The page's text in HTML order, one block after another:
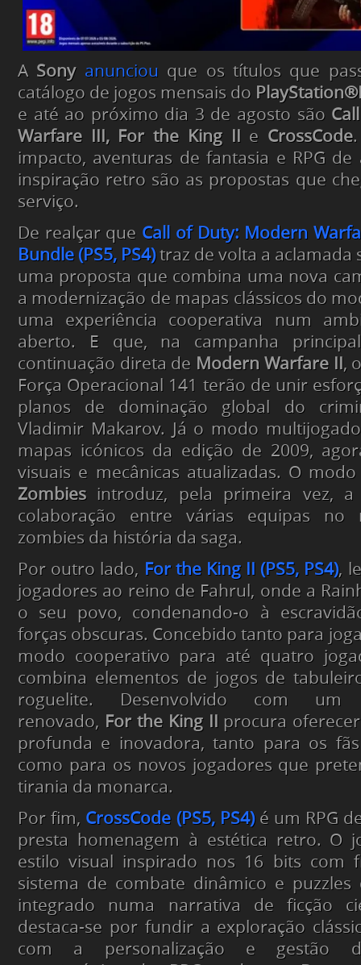
A Sony anunciou que os títulos que
catálogo de jogos mensais do
e até ao próximo dia 3 de agosto são
Warfare III, For the King II
e CrossCode
impacto, aventuras de fantasia e RPG
inspiração retro são as propostas que
serviço.
De realçar que Call of Duty: Modern
Bundle (PS5, PS4)traz de volta a aclamada
uma proposta que combina uma nova
a modernização de mapas clássicos do
uma experiência cooperativa num
aberto. E que, na campanha
continuação direta de Modern Warfare II ,
Força Operacional 141 terão de unir
planos de dominação global do
Vladimir Makarov. Já o modo
mapas icónicos da edição de 2009,
visuais e mecânicas atualizadas. O
Zombiesintroduz, pela primeira vez, a
colaboração entre várias equipas
zombies da história da saga.
Por outro lado, For the King II (PS5, PS4),
jogadores ao reino de Fahrul, onde a
o seu povo, condenando-o à
forças obscuras. Concebido tanto para
modo cooperativo para até quatro
combina elementos de jogos de
roguelite. Desenvolvido com
renovado, For the King II
procura
profunda e inovadora, tanto para os
como para os novos jogadores que
tirania da monarca.
Por fim, CrossCode (PS5, PS4) é um RPG
presta homenagem à estética retro. O
estilo visual inspirado nos 16 bits com
sistema de combate dinâmico e puzzles
integrado numa narrativa de ficção
destaca-se por fundir a exploração
com a personalização e gestão